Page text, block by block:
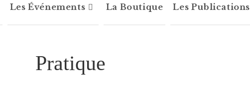
Les Événements La Boutique Les Publications
Pratique